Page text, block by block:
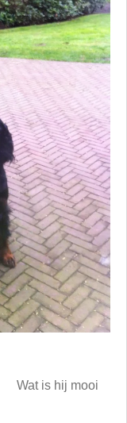
Wat is hij mooi